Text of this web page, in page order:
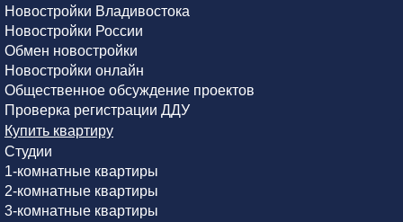
Новостройки Владивостока
Новостройки России
Обмен новостройки
Новостройки онлайн
Общественное обсуждение проектов
Проверка регистрации ДДУ
Купить квартиру
Студии
1-комнатные квартиры
2-комнатные квартиры
3-комнатные квартиры